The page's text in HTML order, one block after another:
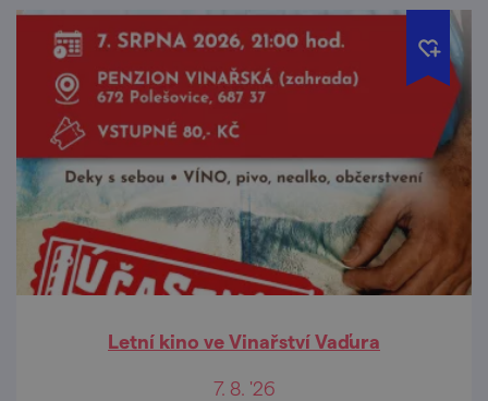
Letní kino ve Vinařství Vaďura
7. 8. '26